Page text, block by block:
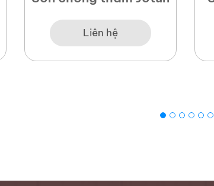
Liên hệ